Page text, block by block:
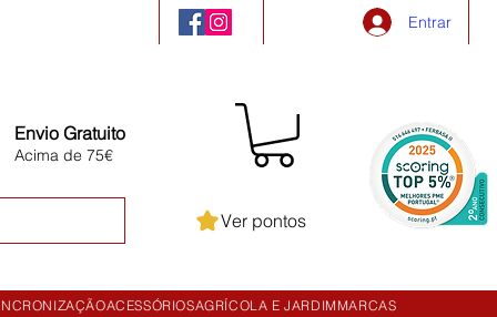
Entrar
Envio Gratuito
Acima de 75€
Ver pontos
ACESSÓRIOSAGRÍCOLA E JARDIM MARCAS